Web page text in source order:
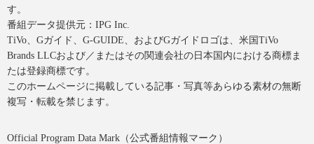
す。
番組データ提供元：IPG Inc.
TiVo、Gガイド、G-GUIDE、およびGガイドロゴは、米国TiVo
Brands LLCおよび／またはその関連会社の日本国内における商標ま
たは登録商標です。
このホームページに掲載している記事・写真等あらゆる素材の無断
複写・転載を禁じます。
Official Program Data Mark（公式番組情報マーク）